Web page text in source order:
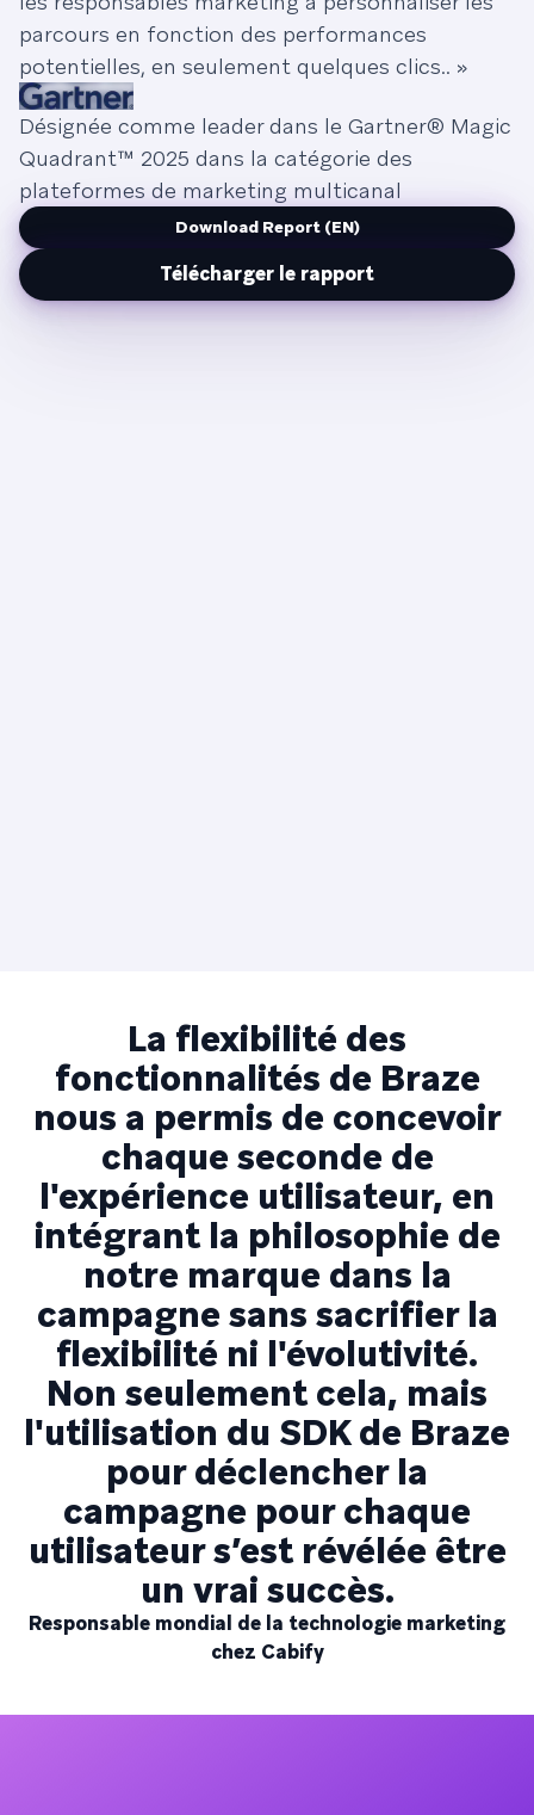
parcours en fonction des performances
potentielles, en seulement quelques clics.. »
Désignée comme leader dans le Gartner® Magic
Quadrant™ 2025 dans la catégorie des
plateformes de marketing multicanal
Download Report (EN)
Télécharger le rapport
La flexibilité des
fonctionnalités de Braze
nous a permis de concevoir
chaque seconde de
l'expérience utilisateur, en
intégrant la philosophie de
notre marque dans la
campagne sans sacrifier la
flexibilité ni l'évolutivité.
Non seulement cela, mais
l'utilisation du SDK de Braze
pour déclencher la
campagne pour chaque
utilisateur s’est révélée être
un vrai succès.
Responsable mondial de la technologie marketing
chez Cabify